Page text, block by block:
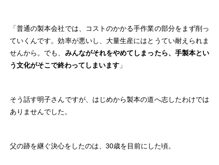
「普通の製本会社では、コストのかかる手作業の部分をまず削っ
ていくんです。効率が悪いし、大量生産にはとうてい耐えられま
せんから。でも、 みんながそれをやめてしまったら、手製本とい
う文化がそこで終わってしまいます 」
そう話す明子さんですが、はじめから製本の道へ志したわけでは
ありませんでした。
父の跡を継ぐ決心をしたのは、30歳を目前にした頃。